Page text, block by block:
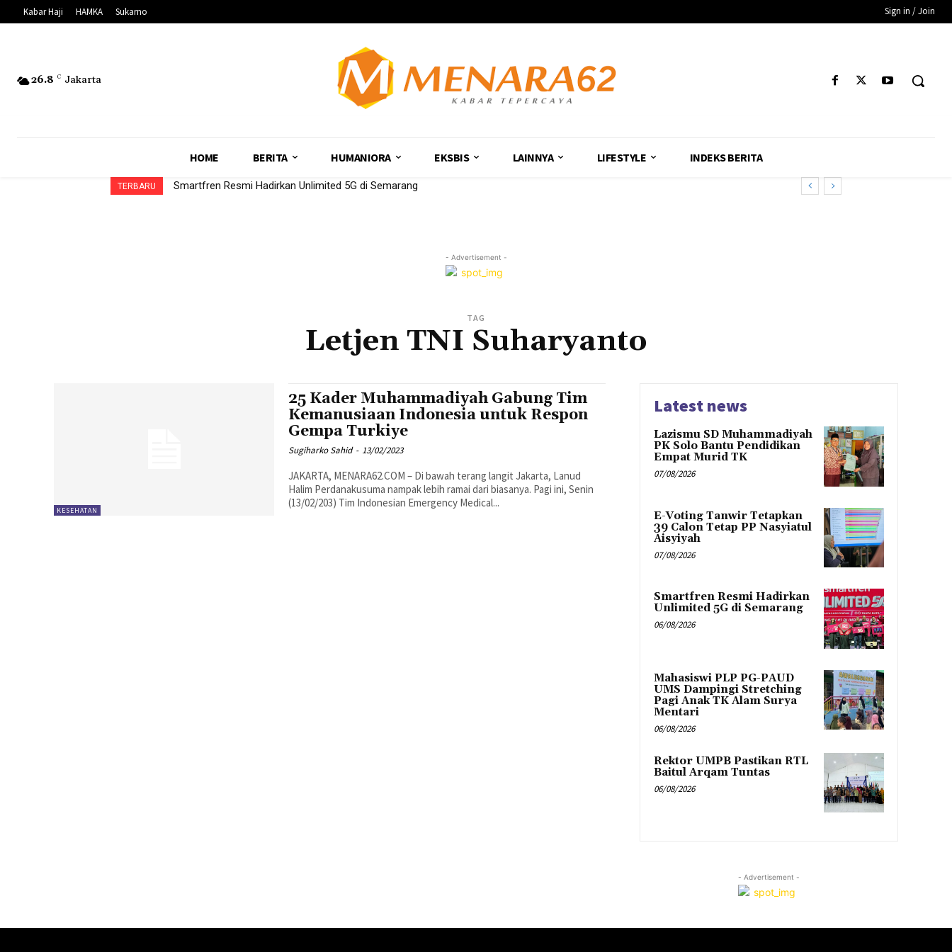
Kabar Haji HAMKA Sukarno Sign in / Join
26.8 C Jakarta
HOME BERITA HUMANIORA EKSBIS LAINNYA LIFESTYLE INDEKS BERITA
TERBARU Smartfren Resmi Hadirkan Unlimited 5G di Semarang
- Advertisement -
TAG
Letjen TNI Suharyanto
KESEHATAN
25 Kader Muhammadiyah Gabung Tim
Kemanusiaan Indonesia untuk Respon
Gempa Turkiye
Sugiharko Sahid - 13/02/2023
JAKARTA, MENARA62.COM – Di bawah terang langit Jakarta, Lanud
Halim Perdanakusuma nampak lebih ramai dari biasanya. Pagi ini, Senin
(13/02/203) Tim Indonesian Emergency Medical...
Latest news
Lazismu SD Muhammadiyah
PK Solo Bantu Pendidikan
Empat Murid TK
07/08/2026
E-Voting Tanwir Tetapkan
39 Calon Tetap PP Nasyiatul
Aisyiyah
07/08/2026
Smartfren Resmi Hadirkan
Unlimited 5G di Semarang
06/08/2026
Mahasiswi PLP PG-PAUD
UMS Dampingi Stretching
Pagi Anak TK Alam Surya
Mentari
06/08/2026
Rektor UMPB Pastikan RTL
Baitul Arqam Tuntas
06/08/2026
- Advertisement -